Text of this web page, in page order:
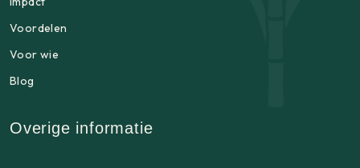
Voordelen
Voor wie
Blog
Overige informatie